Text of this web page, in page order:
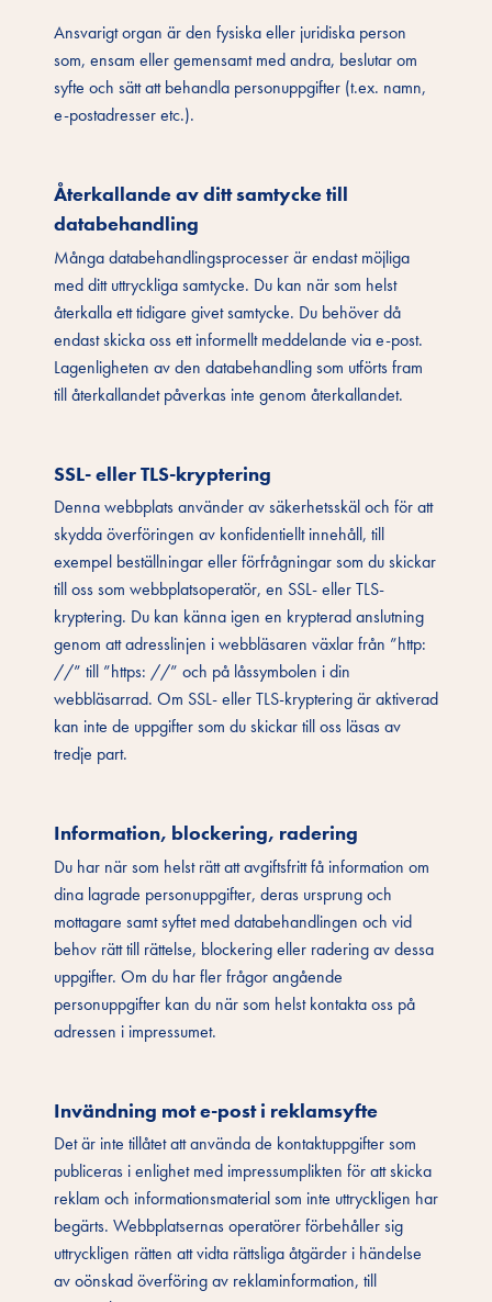
Ansvarigt organ är den fysiska eller juridiska person
som, ensam eller gemensamt med andra, beslutar om
syfte och sätt att behandla personuppgifter (t.ex. namn,
e-postadresser etc.).
Återkallande av ditt samtycke till
databehandling
Många databehandlingsprocesser är endast möjliga
med ditt uttryckliga samtycke. Du kan när som helst
återkalla ett tidigare givet samtycke. Du behöver då
endast skicka oss ett informellt meddelande via e-post.
Lagenligheten av den databehandling som utförts fram
till återkallandet påverkas inte genom återkallandet.
SSL- eller TLS-kryptering
Denna webbplats använder av säkerhetsskäl och för att
skydda överföringen av konfidentiellt innehåll, till
exempel beställningar eller förfrågningar som du skickar
till oss som webbplatsoperatör, en SSL- eller TLS-
kryptering. Du kan känna igen en krypterad anslutning
genom att adresslinjen i webbläsaren växlar från ”http:
//” till ”https: //” och på låssymbolen i din
webbläsarrad. Om SSL- eller TLS-kryptering är aktiverad
kan inte de uppgifter som du skickar till oss läsas av
tredje part.
Information, blockering, radering
Du har när som helst rätt att avgiftsfritt få information om
dina lagrade personuppgifter, deras ursprung och
mottagare samt syftet med databehandlingen och vid
behov rätt till rättelse, blockering eller radering av dessa
uppgifter. Om du har fler frågor angående
personuppgifter kan du när som helst kontakta oss på
adressen i impressumet.
Invändning mot e-post i reklamsyfte
Det är inte tillåtet att använda de kontaktuppgifter som
publiceras i enlighet med impressumplikten för att skicka
reklam och informationsmaterial som inte uttryckligen har
begärts. Webbplatsernas operatörer förbehåller sig
uttryckligen rätten att vidta rättsliga åtgärder i händelse
av oönskad överföring av reklaminformation, till